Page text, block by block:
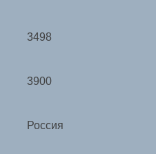
3498
3900
Россия